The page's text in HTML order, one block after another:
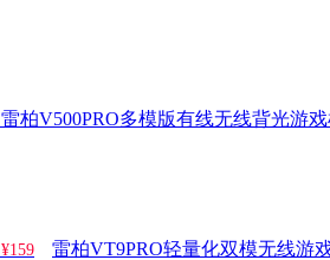
雷柏V500PRO多模版有线无线背光游
¥159 雷柏VT9PRO轻量化双模无线游